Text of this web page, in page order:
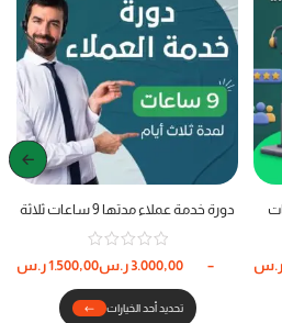
ر.س
دورة خدمة عملاء مدتها 9 ساعات ثلاثة
أيام
1.500,00ر.س –
3.000,00ر.س
تحديد أحد الخيارات